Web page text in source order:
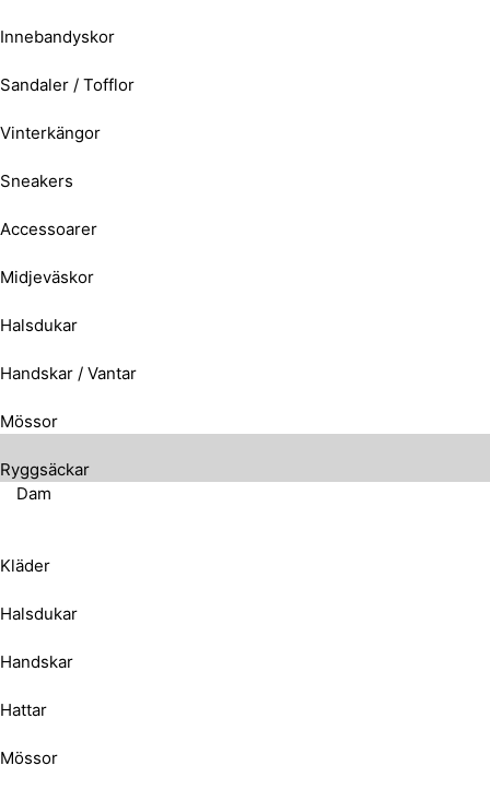
Innebandyskor
Sandaler / Tofflor
Vinterkängor
Sneakers
Accessoarer
Midjeväskor
Halsdukar
Handskar / Vantar
Mössor
Ryggsäckar
Dam
Kläder
Halsdukar
Handskar
Hattar
Mössor